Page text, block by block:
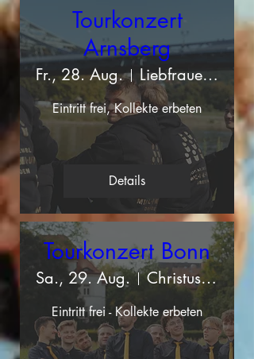
Tourkonzert
Arnsberg
Fr., 28. Aug. Liebfrauenkirche Arnsberg
Eintritt frei, Kollekte erbeten
Details
Tourkonzert Bonn
Sa., 29. Aug. Christuskirche Bonn
Eintritt frei - Kollekte erbeten